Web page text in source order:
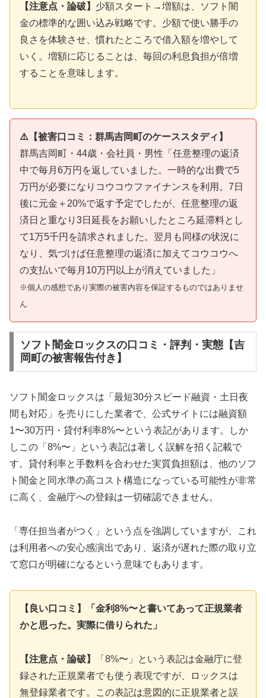
【注意点・論破】 少額スタート→増額は、ソフト闇
金の標準的な囲い込み戦略です。少額で使い勝手の
良さを体験させ、慣れたところで借入額を増やして
いく。増額に応じることは、毎回の利息負担が倍増
することを意味します。
⚠️【被害口コミ：群馬吉岡町のケーススタディ】
群馬吉岡町・44歳・会社員・男性「任意整理の返済
中で毎月6万円を返していました。一時的な出費で5
万円が必要になりコウコウファイナンスを利用。7日
後に元金＋20%で返す予定でしたが、任意整理の返
済日と重なり3日延長をお願いしたところ延滞料とし
て1万5千円を請求されました。翌月も同様の状況に
なり、気づけば任意整理の返済に加えてコウコウへ
の支払いで毎月10万円以上が消えていました」
※個人の感想であり実際の被害内容を保証するものではありませ
ん
ソフト闇金ロックスの口コミ・評判・実態【吉
岡町の被害報告付き】
ソフト闇金ロックスは「最短30分スピード融資・土日夜
間も対応」を売りにした業者で、公式サイトには融資額
1〜30万円・貸付利率8%〜という表記があります。しか
しこの「8%〜」という表記は著しく誤解を招く記載で
す。貸付利率と手数料を合わせた実質負担額は、他のソフ
ト闇金と同水準の高コスト構造になっている可能性が非常
に高く、金融庁への登録は一切確認できません。
「専任担当者がつく」という点を強調していますが、これ
は利用者への安心感演出であり、返済が遅れた際の取り立
て窓口が明確になるという意味でもあります。
【良い口コミ】「金利8%〜と書いてあって正規業者
かと思った。実際に借りられた」
【注意点・論破】
「8%〜」という表記は金融庁に登
録された正規業者でも使う表現ですが、ロックスは
無登録業者です。この表記は意図的に正規業者と誤